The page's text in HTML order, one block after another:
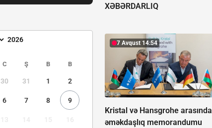
C Ş B B
30 31 1 2
6 7 8 9
XƏBƏRDARLIQ
7 Avqust 14:54
Kristal və Hansgrohe arasında
əməkdaşlıq memorandumu